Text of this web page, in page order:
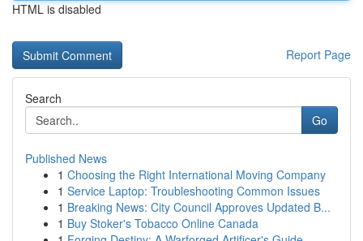
HTML is disabled
Report Page
Search
Go
Published News
1 Choosing the Right International Moving Company
1 Service Laptop: Troubleshooting Common Issues
1 Breaking News: City Council Approves Updated B...
1 Buy Stoker's Tobacco Online Canada